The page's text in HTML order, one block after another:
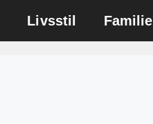
Livsstil Familie